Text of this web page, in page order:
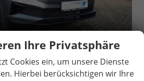
33.690,– €
incl. 19% MwSt.
1.498 cm³,
Ihre Privatsphäre
Cookies ein, um unsere Dienste
Hierbei berücksichtigen wir Ihre